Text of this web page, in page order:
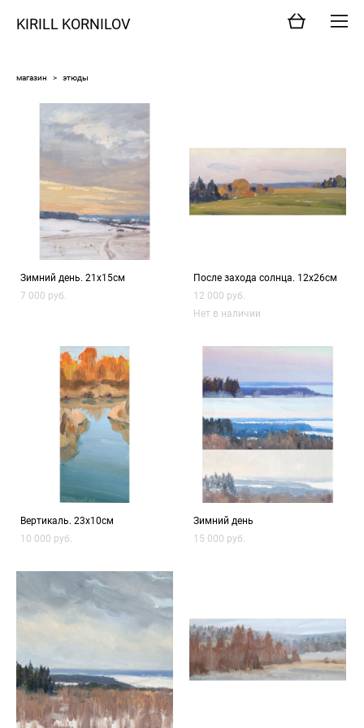
KIRILL KORNILOV
магазин > этюды
Зимний день. 21х15см
7 000 pуб.
После захода солнца. 12х26см
12 000 pуб.
Нет в наличии
Вертикаль. 23х10см
10 000 pуб.
Зимний день
15 000 pуб.